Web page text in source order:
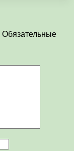
Обязательные